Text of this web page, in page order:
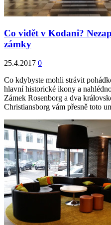
Co vidět v Kodani?
zámky
25.4.2017 0
Co kdybyste mohli strávit
hlavní historické ikony a
Zámek Rosenborg a dva
Christiansborg vám přesně toto